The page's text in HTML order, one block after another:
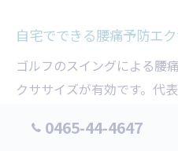
自宅でできる腰痛予防エ
ゴルフのスイングによる腰
クササイズが有効です。代
られます。これらは特別な
0465-44-4647